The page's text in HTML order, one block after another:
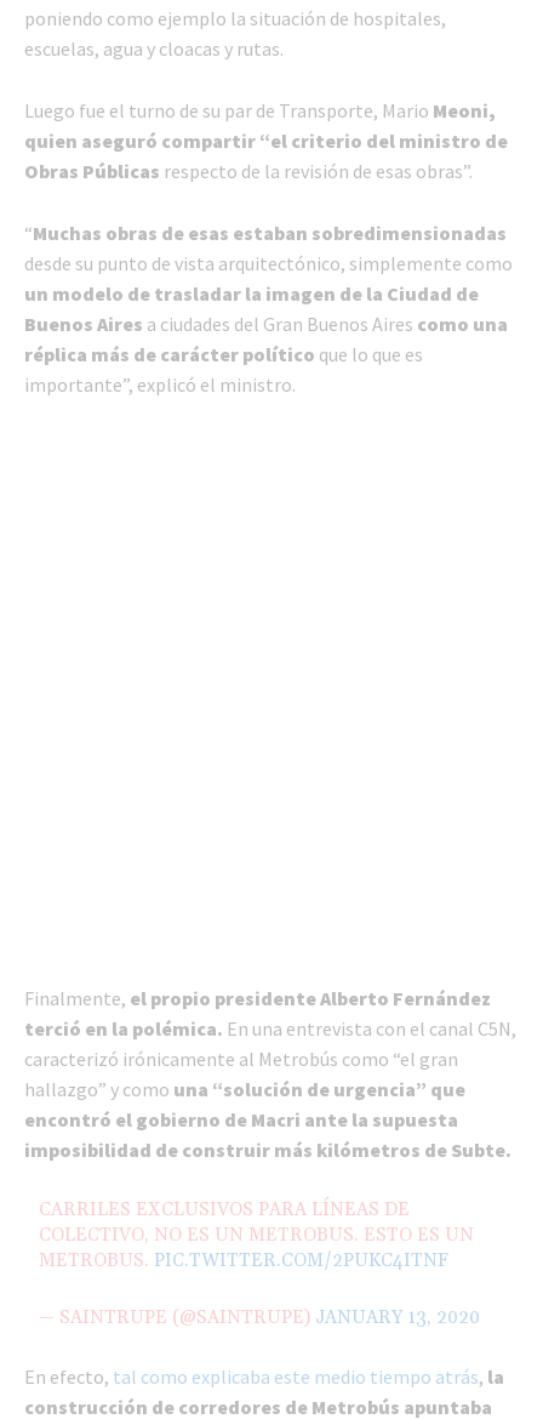
poniendo como ejemplo la situación de hospitales,
escuelas, agua y cloacas y rutas.
Luego fue el turno de su par de Transporte, Mario Meoni,
quien aseguró compartir “el criterio del ministro de
Obras Públicas respecto de la revisión de esas obras”.
“Muchas obras de esas estaban sobredimensionadas
desde su punto de vista arquitectónico, simplemente como
un modelo de trasladar la imagen de la Ciudad de
Buenos Aires a ciudades del Gran Buenos Aires como una
réplica más de carácter político que lo que es
importante”, explicó el ministro.
Finalmente, el propio presidente Alberto Fernández
terció en la polémica. En una entrevista con el canal C5N,
caracterizó irónicamente al Metrobús como “el gran
hallazgo” y como una “solución de urgencia” que
encontró el gobierno de Macri ante la supuesta
imposibilidad de construir más kilómetros de Subte.
CARRILES EXCLUSIVOS PARA LÍNEAS DE
COLECTIVO, NO ES UN METROBUS. ESTO ES UN
METROBUS. PIC.TWITTER.COM/2PUKC4ITNF
— SAINTRUPE (@SAINTRUPE) JANUARY 13, 2020
En efecto, tal como explicaba este medio tiempo atrás, la
construcción de corredores de Metrobús apuntaba